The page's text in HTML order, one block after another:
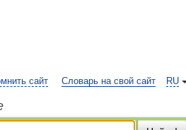
RU
сайт Словарь на свой сайт